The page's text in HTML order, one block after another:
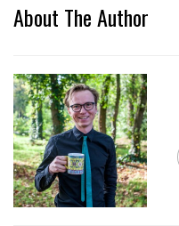
About The Author